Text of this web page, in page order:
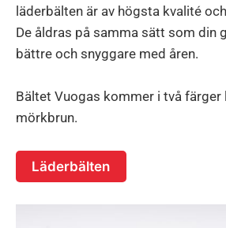
läderbälten är av högsta kvalité
De åldras på samma sätt som din
bättre och snyggare med åren.
Bältet Vuogas kommer i två färger
mörkbrun.
Läderbälten